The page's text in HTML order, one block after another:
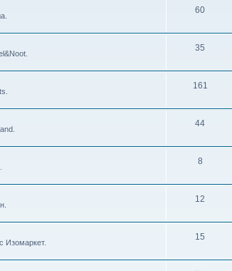
60
35
161
44
8
12
Изомаркет.
15